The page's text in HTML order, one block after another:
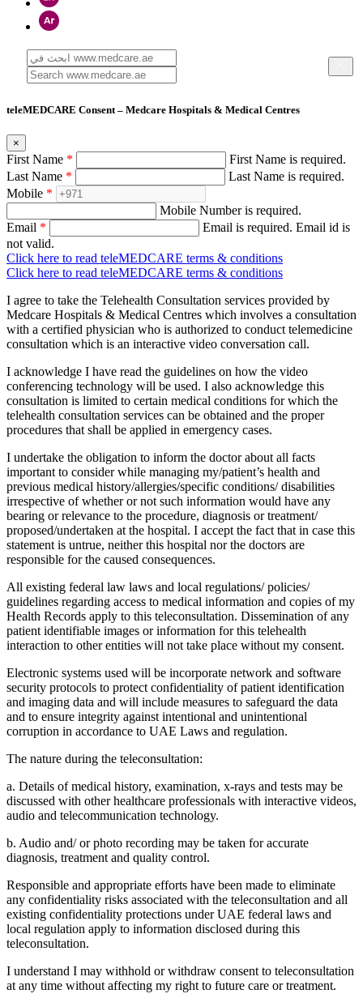
teleMEDCARE Consent – Medcare Hospitals & Medical Centres
×
First Name *
First Name is required.
Last Name *
Last Name is required.
Mobile *
Mobile Number is required.
Email * Email is required. Email id is
not valid.
Click here to read teleMEDCARE terms & conditions
Click here to read teleMEDCARE terms & conditions
I agree to take the Telehealth Consultation services provided by
Medcare Hospitals & Medical Centres which involves a consultation
with a certified physician who is authorized to conduct telemedicine
consultation which is an interactive video conversation call.
I acknowledge I have read the guidelines on how the video
conferencing technology will be used. I also acknowledge this
consultation is limited to certain medical conditions for which the
telehealth consultation services can be obtained and the proper
procedures that shall be applied in emergency cases.
I undertake the obligation to inform the doctor about all facts
important to consider while managing my/patient’s health and
previous medical history/allergies/specific conditions/ disabilities
irrespective of whether or not such information would have any
bearing or relevance to the procedure, diagnosis or treatment/
proposed/undertaken at the hospital. I accept the fact that in case this
statement is untrue, neither this hospital nor the doctors are
responsible for the caused consequences.
All existing federal law laws and local regulations/ policies/
guidelines regarding access to medical information and copies of my
Health Records apply to this teleconsultation. Dissemination of any
patient identifiable images or information for this telehealth
interaction to other entities will not take place without my consent.
Electronic systems used will be incorporate network and software
security protocols to protect confidentiality of patient identification
and imaging data and will include measures to safeguard the data
and to ensure integrity against intentional and unintentional
corruption in accordance to UAE Laws and regulation.
The nature during the teleconsultation:
a. Details of medical history, examination, x-rays and tests may be
discussed with other healthcare professionals with interactive videos,
audio and telecommunication technology.
b. Audio and/ or photo recording may be taken for accurate
diagnosis, treatment and quality control.
Responsible and appropriate efforts have been made to eliminate
any confidentiality risks associated with the teleconsultation and all
existing confidentiality protections under UAE federal laws and
local regulation apply to information disclosed during this
teleconsultation.
I understand I may withhold or withdraw consent to teleconsultation
at any time without affecting my right to future care or treatment.